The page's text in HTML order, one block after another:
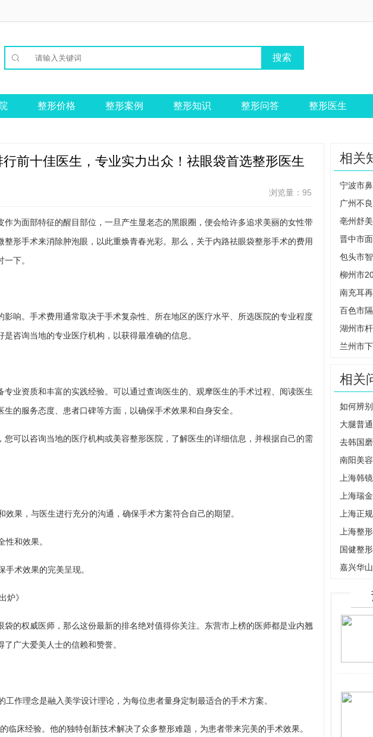

整形价格 整形案例 整形知识 整形问答 整形医生
前十佳医生，专业实力出众！祛眼袋首选整形医生
浏览量：95
为面部特征的醒目部位，一旦产生显老态的黑眼圈，便会给许多追求美丽的女性带
形手术来消除肿泡眼，以此重焕青春光彩。那么，关于内路祛眼袋整形手术的费用
下。
响。手术费用通常取决于手术复杂性、所在地区的医疗水平、所选医院的专业程度
咨询当地的专业医疗机构，以获得最准确的信息。
业资质和丰富的实践经验。可以通过查询医生的、观摩医生的手术过程、阅读医生
的服务态度、患者口碑等方面，以确保手术效果和自身安全。
可以咨询当地的医疗机构或美容整形医院，了解医生的详细信息，并根据自己的需
果，与医生进行充分的沟通，确保手术方案符合自己的期望。
和效果。
术效果的完美呈现。
炉》
的权威医师，那么这份最新的排名绝对值得你关注。东营市上榜的医师都是业内翘
广大爱美人士的信赖和赞誉。
作理念是融入美学设计理论，为每位患者量身定制最适合的手术方案。
临床经验。他的独特创新技术解决了众多整形难题，为患者带来完美的手术效果。
相关
晋中市
相关
如何辨
上海韩
国健整